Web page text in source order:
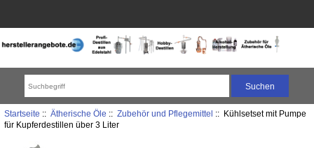
Startseite :: Ätherische Öle :: Zubehör und Pflegemittel :: Kühlsetset mit Pumpe
für Kupferdestillen über 3 Liter